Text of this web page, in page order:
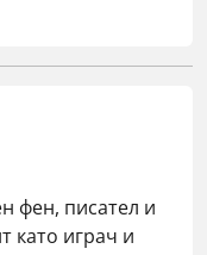
фен, писател и
като играч и